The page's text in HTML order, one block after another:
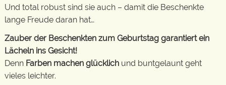
Und total robust sind sie auch – damit die Beschenkte
lange Freude daran hat…
Zauber der Beschenkten zum Geburtstag garantiert ein
Lächeln ins Gesicht!
Denn Farben machen glücklich und buntgelaunt geht
vieles leichter.